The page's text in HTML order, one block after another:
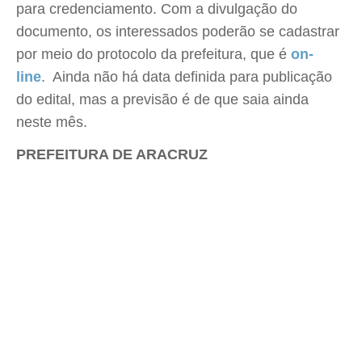
para credenciamento. Com a divulgação do
documento, os interessados poderão se cadastrar
por meio do protocolo da prefeitura, que é on-
line. Ainda não há data definida para publicação
do edital, mas a previsão é de que saia ainda
neste mês.
PREFEITURA DE ARACRUZ